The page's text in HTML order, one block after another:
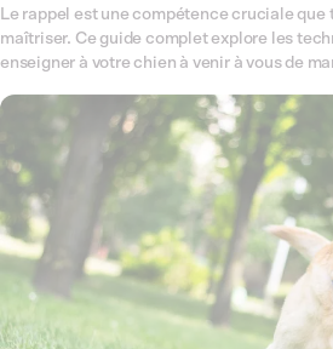
Le rappel est une compétence cruciale
maîtriser. Ce guide complet explore les
enseigner à votre chien à venir à vous de